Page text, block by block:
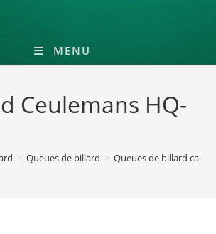
MENU
Ceulemans HQ-
> Queues de billard > Queues de billard